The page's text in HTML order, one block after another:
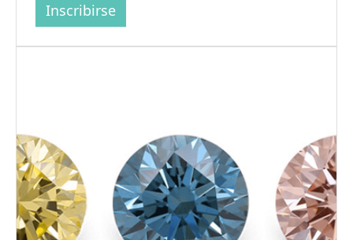
Inscribirse